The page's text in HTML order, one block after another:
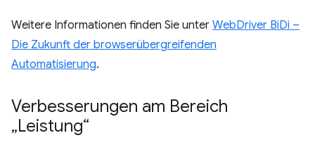
Weitere Informationen finden Sie unter WebDriver BiDi –
Die Zukunft der browserübergreifenden
Automatisierung.
Verbesserungen am Bereich
„Leistung“